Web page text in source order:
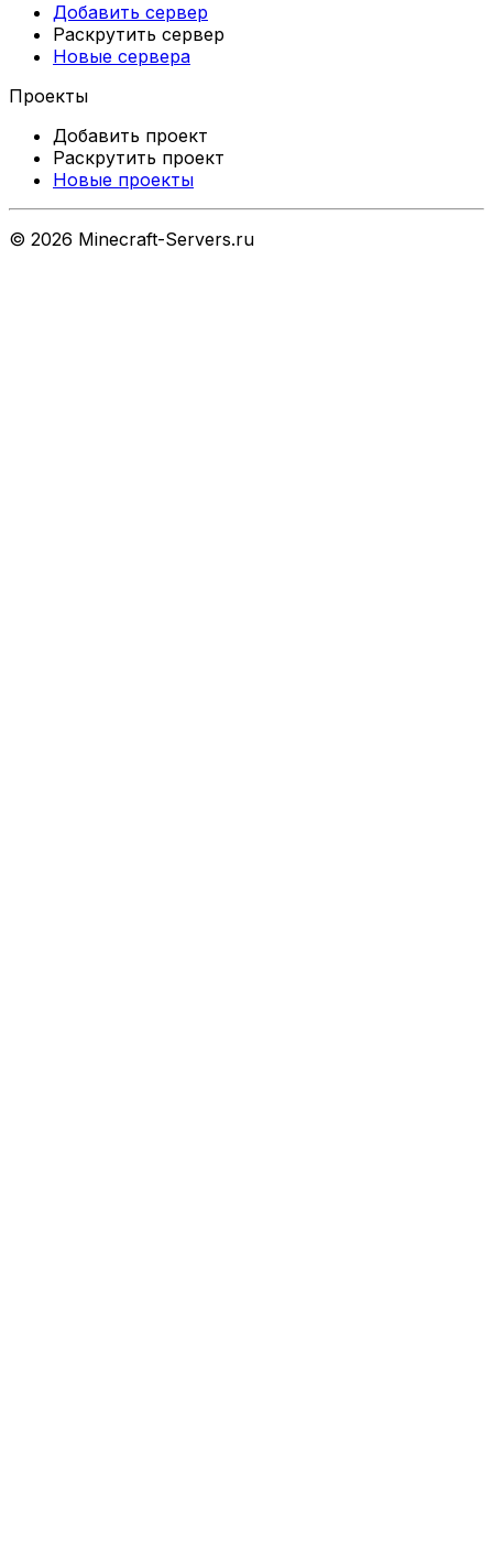
Добавить сервер
Раскрутить сервер
Новые сервера
Проекты
Добавить проект
Раскрутить проект
Новые проекты
© 2026 Minecraft-Servers.ru